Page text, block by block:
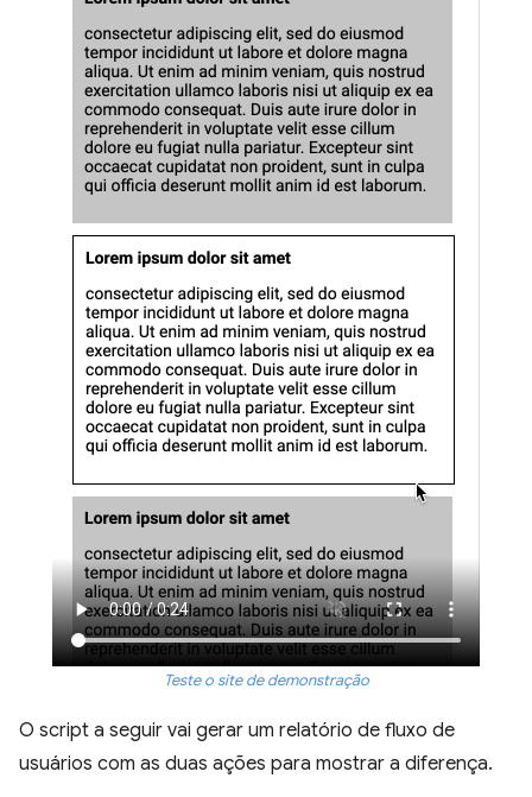
Teste o site de demonstração
O script a seguir vai gerar um relatório de fluxo de
usuários com as duas ações para mostrar a diferença.